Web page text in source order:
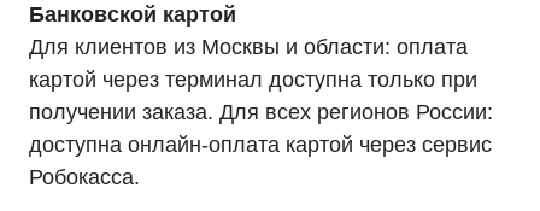
Банковской картой
Для клиентов из Москвы и области: оплата
картой через терминал доступна только при
получении заказа. Для всех регионов России:
доступна онлайн-оплата картой через сервис
Робокасса.
Мы являемся